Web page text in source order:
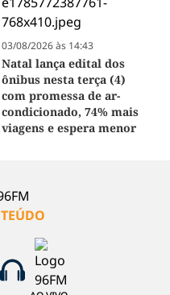
03/08/2026 às 14:43
Natal lança edital dos
ônibus nesta terça (4)
com promessa de ar-
condicionado, 74% mais
viagens e espera menor